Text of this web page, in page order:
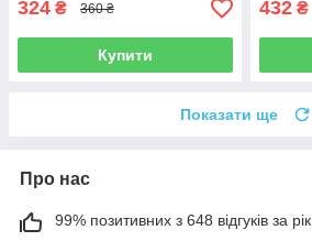
324 ₴ 360 ₴
Купити
432 ₴
Показати ще
Про нас
99% позитивних з 648 відгуків за рік